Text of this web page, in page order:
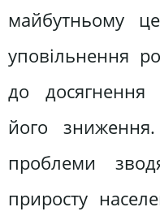
майбутньому
уповільнення
до досягнення
його
проблеми
приросту